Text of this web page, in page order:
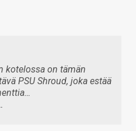
kotelossa on tämän
PSU Shroud, joka estää